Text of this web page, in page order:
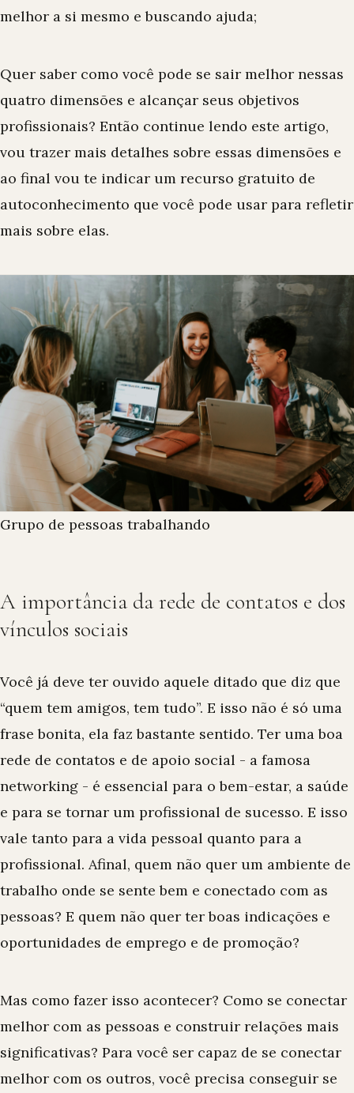
melhor a si mesmo e buscando ajuda;
Quer saber como você pode se sair melhor nessas
quatro dimensões e alcançar seus objetivos
profissionais? Então continue lendo este artigo,
vou trazer mais detalhes sobre essas dimensões e
ao final vou te indicar um recurso gratuito de
autoconhecimento que você pode usar para refletir
mais sobre elas.
Grupo de pessoas trabalhando
A importância da rede de contatos e dos
vínculos sociais
Você já deve ter ouvido aquele ditado que diz que
“quem tem amigos, tem tudo”. E isso não é só uma
frase bonita, ela faz bastante sentido. Ter uma boa
rede de contatos e de apoio social - a famosa
networking - é essencial para o bem-estar, a saúde
e para se tornar um profissional de sucesso. E isso
vale tanto para a vida pessoal quanto para a
profissional. Afinal, quem não quer um ambiente de
trabalho onde se sente bem e conectado com as
pessoas? E quem não quer ter boas indicações e
oportunidades de emprego e de promoção?
Mas como fazer isso acontecer? Como se conectar
melhor com as pessoas e construir relações mais
significativas? Para você ser capaz de se conectar
melhor com os outros, você precisa conseguir se